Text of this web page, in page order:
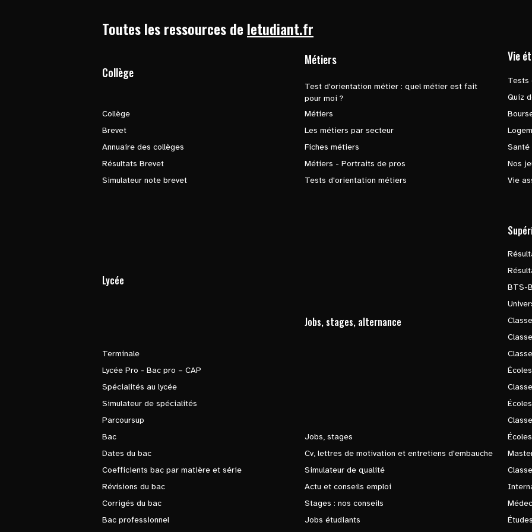
Toutes les ressources de letudiant.fr
Collège
Collège
Brevet
Annuaire des collèges
Résultats Brevet
Simulateur note brevet
Métiers
Test d'orientation métier : quel métier est fait
pour moi ?
Métiers
Les métiers par secteur
Fiches métiers
Métiers - Portraits de pros
Tests d'orientation métiers
Vie
Tests
Quiz
Santé
Nos
Vie
Lycée
Terminale
Lycée Pro - Bac pro – CAP
Spécialités au lycée
Simulateur de spécialités
Parcoursup
Bac
Dates du bac
Coefficients bac par matière et série
Révisions du bac
Corrigés du bac
Bac professionnel
Jobs, stages, alternance
Jobs, stages
Cv, lettres de motivation et entretiens d'embauche
Simulateur de qualité
Actu et conseils emploi
Stages : nos conseils
Jobs étudiants
BTS-